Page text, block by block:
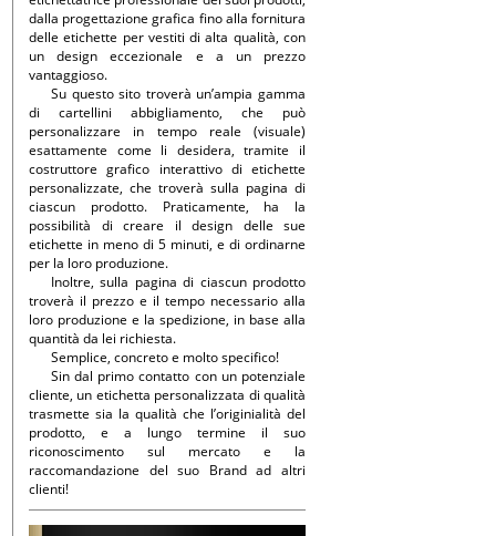
dalla progettazione grafica fino alla fornitura
delle etichette per vestiti di alta qualità, con
un design eccezionale e a un prezzo
vantaggioso.
Su questo sito troverà un’ampia gamma
di cartellini abbigliamento, che può
personalizzare in tempo reale (visuale)
esattamente come li desidera, tramite il
costruttore grafico interattivo di etichette
personalizzate, che troverà sulla pagina di
ciascun prodotto. Praticamente, ha la
possibilità di creare il design delle sue
etichette in meno di 5 minuti, e di ordinarne
per la loro produzione.
Inoltre, sulla pagina di ciascun prodotto
troverà il prezzo e il tempo necessario alla
loro produzione e la spedizione, in base alla
quantità da lei richiesta.
Semplice, concreto e molto specifico!
Sin dal primo contatto con un potenziale
cliente, un etichetta personalizzata di qualità
trasmette sia la qualità che l’originialità del
prodotto, e a lungo termine il suo
riconoscimento sul mercato e la
raccomandazione del suo Brand ad altri
clienti!